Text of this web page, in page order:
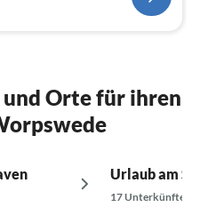
Orte für ihren
Urlaub am
17 Unterkünfte